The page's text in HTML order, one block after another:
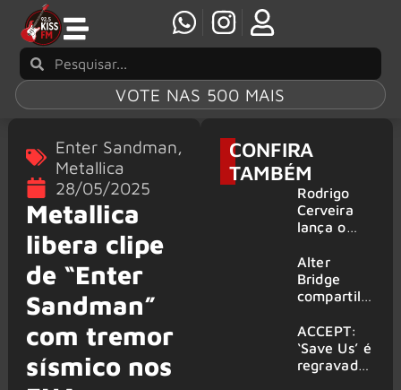
VOTE NAS 500 MAIS
Enter Sandman,
Metallica
28/05/2025
Metallica
libera clipe
de “Enter
Sandman”
com tremor
sísmico nos
CONFIRA
TAMBÉM
Rodrigo
Cerveira
lança o
Searcher”
Alter
Bridge
compartilh
vivo de
“Fortress”
gravada
ACCEPT:
‘Save Us’ é
regravada